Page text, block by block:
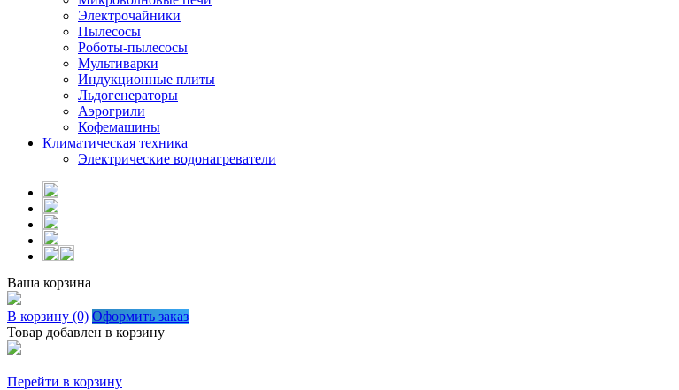
Электрочайники
Пылесосы
Роботы-пылесосы
Мультиварки
Индукционные плиты
Льдогенераторы
Аэрогрили
Кофемашины
Климатическая техника
Электрические водонагреватели
Ваша корзина
В корзину (0) Оформить заказ
Товар добавлен в корзину
Перейти в корзину